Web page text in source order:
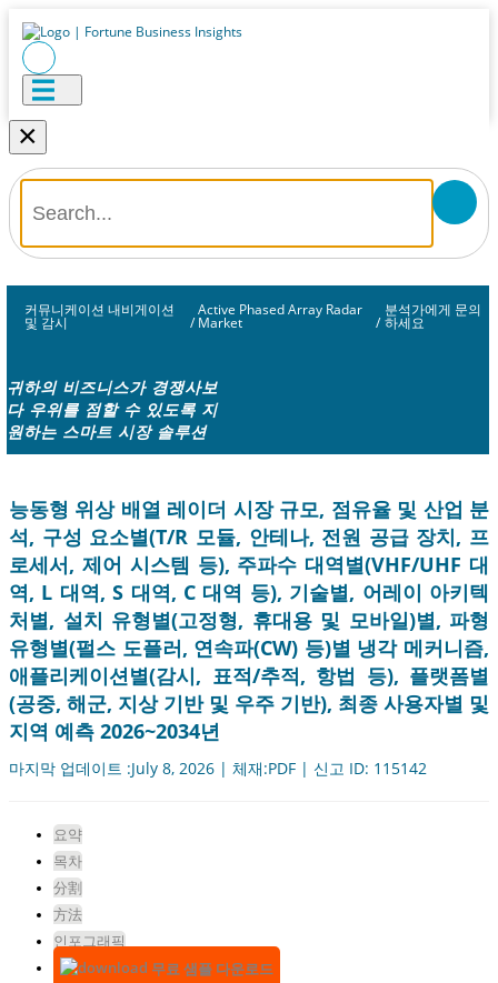
×
커뮤니케이션 내비게이션
및 감시 /
Active Phased Array Radar
Market /
분석가에게 문의
하세요
귀하의 비즈니스가 경쟁사보
다 우위를 점할 수 있도록 지
원하는 스마트 시장 솔루션
능동형 위상 배열 레이더 시장 규모, 점유율 및 산업 분
석, 구성 요소별(T/R 모듈, 안테나, 전원 공급 장치, 프
로세서, 제어 시스템 등), 주파수 대역별(VHF/UHF 대
역, L 대역, S 대역, C 대역 등), 기술별, 어레이 아키텍
처별, 설치 유형별(고정형, 휴대용 및 모바일)별, 파형
유형별(펄스 도플러, 연속파(CW) 등)별 냉각 메커니즘,
애플리케이션별(감시, 표적/추적, 항법 등), 플랫폼별
(공중, 해군, 지상 기반 및 우주 기반), 최종 사용자별 및
지역 예측 2026~2034년
마지막 업데이트 :July 8, 2026 | 체재:PDF | 신고 ID: 115142
요약
목차
分割
方法
인포그래픽
무료 샘플 다운로드